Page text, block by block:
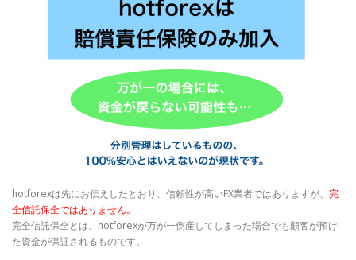
hotforexは先にお伝えしたとおり、信頼性が高いFX業者ではありますが、 完
全信託保全ではありません。
完全信託保全とは、hotforexが万が一倒産してしまった場合でも顧客が預け
た資金が保証されるものです。